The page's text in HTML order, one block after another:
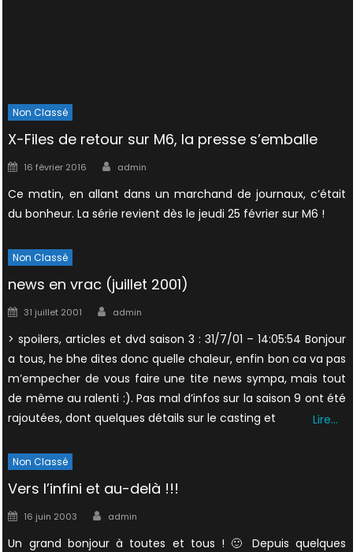
Non Classé
X-Files de retour sur M6, la presse s’emballe
Posted
16 février 2016 Author
admin
Ce matin, en allant dans un marchand de journaux, c’était
du bonheur. La série revient dès le jeudi 25 février sur M6 !
Non Classé
news en vrac (juillet 2001)
Posted
31 juillet 2001 Author
admin
> spoilers, articles et dvd saison 3 : 31/7/01 – 14:05:54 Bonjour
a tous, he bhe dites donc quelle chaleur, enfin bon ca va pas
m’empecher de vous faire une tite news sympa, mais tout
de même au ralenti :). Pas mal d’infos sur la saison 9 ont été
rajoutées, dont quelques détails sur le casting et
Lire…
Non Classé
Vers l’infini et au-delà !!!
Posted
16 juin 2003 Author
admin
Un grand bonjour à toutes et tous ! 🙂 Depuis quelques